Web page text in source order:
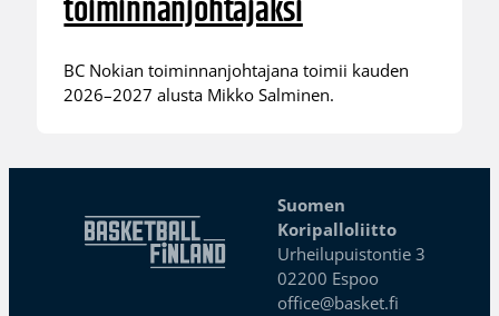
toiminnanjohtajaksi
BC Nokian toiminnanjohtajana toimii kauden
2026–2027 alusta Mikko Salminen.
Suomen
Koripalloliitto
Urheilupuistontie 3
02200 Espoo
office@basket.fi